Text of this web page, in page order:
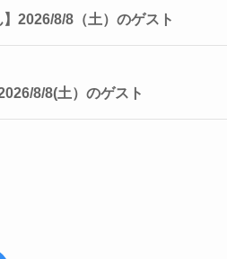
2026/8/8（土）のゲスト
8/8(土）のゲスト